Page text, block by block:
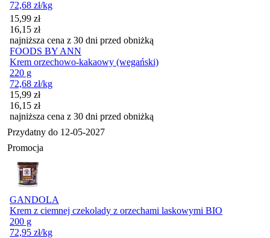
72,68 zł/kg
Cena promocyjna
15,99 zł
16,15 zł
najniższa cena z 30 dni przed obniżką
FOODS BY ANN
Krem orzechowo-kakaowy (wegański)
220 g
72,68 zł/kg
Cena promocyjna
15,99 zł
16,15 zł
najniższa cena z 30 dni przed obniżką
Przydatny do 12-05-2027
Promocja
GANDOLA
Krem z ciemnej czekolady z orzechami laskowymi BIO
200 g
72,95 zł/kg